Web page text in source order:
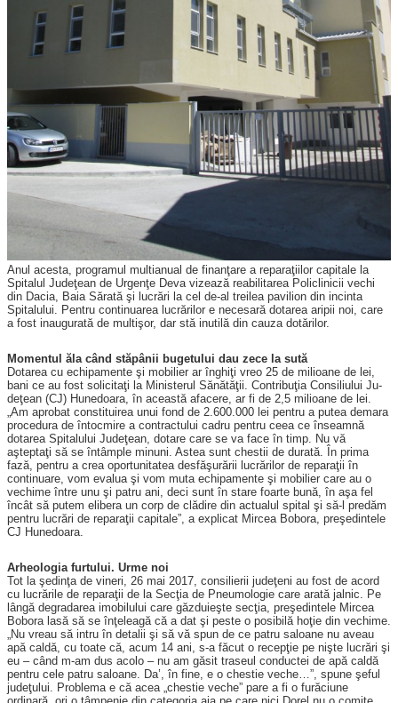
Anul acesta, programul multianual de finanţare a reparaţiilor capitale la
Spitalul Judeţean de Urgenţe Deva vizează reabilitarea Policlinicii vechi
din Dacia, Baia Sărată şi lucrări la cel de-al treilea pavilion din incinta
Spitalului. Pentru continuarea lucrărilor e ne­cesară dotarea aripii noi, care
a fost inaugurată de multişor, dar stă inutilă din cauza dotărilor.
Momentul ăla când stăpânii bugetului dau zece la sută
Dotarea cu echipamente şi mobilier ar înghiţi vreo 25 de milioane de lei,
bani ce au fost solicitaţi la Ministerul Sănătăţii. Contribuţia Consiliului Ju­
deţean (CJ) Hunedoara, în această afacere, ar fi de 2,5 milioane de lei.
„Am aprobat constituirea unui fond de 2.600.000 lei pentru a putea demara
procedura de întocmire a contractului cadru pentru ceea ce înseamnă
dotarea Spitalului Judeţean, dotare care se va face în timp. Nu vă
aşteptaţi să se întâmple minuni. Astea sunt chestii de durată. În prima
fază, pentru a crea oportunitatea desfăşurării lucrărilor de reparaţii în
continuare, vom evalua şi vom muta echipamente şi mobilier care au o
vechime între unu şi patru ani, deci sunt în stare foarte bună, în aşa fel
încât să putem elibera un corp de clădire din actualul spital şi să-l predăm
pentru lucrări de reparaţii capitale”, a explicat Mircea Bobora, preşedintele
CJ Hunedoara.
Arheologia furtului. Urme noi
Tot la şedinţa de vineri, 26 mai 2017, consilierii judeţeni au fost de acord
cu lucrările de reparaţii de la Secţia de Pneumologie care arată jalnic. Pe
lângă degradarea imobilului care găzduieşte secţia, preşedintele Mircea
Bobora lasă să se înţeleagă că a dat şi peste o posibilă hoţie din ve­chime.
„Nu vreau să intru în detalii şi să vă spun de ce patru saloane nu aveau
apă caldă, cu toate că, acum 14 ani, s-a făcut o recepţie pe nişte lucrări şi
eu – când m-am dus acolo – nu am găsit traseul conductei de apă caldă
pentru cele patru saloane. Da’, în fine, e o chestie veche…”, spune şeful
judeţului. Problema e că acea „chestie veche” pare a fi o furăciune